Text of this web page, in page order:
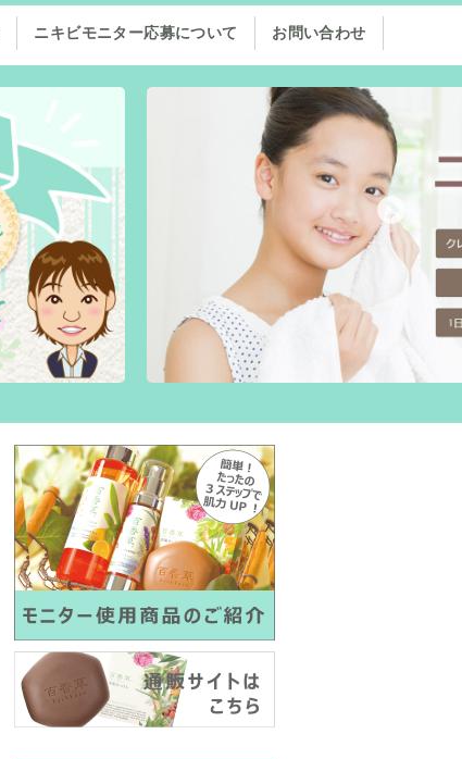
ニキビモニター応募について お問い合わせ